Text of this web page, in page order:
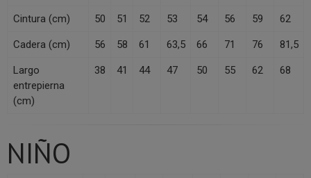
Cintura (cm) 50 51 52 53 54 56 59 62
Cadera (cm) 56 58 61 63,5 66 71 76 81,5
Largo
entrepierna
(cm)
38 41 44 47 50 55 62 68
NIÑO